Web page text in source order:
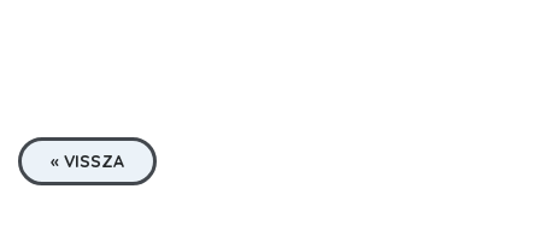
« VISSZA